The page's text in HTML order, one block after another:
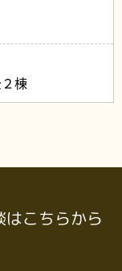
棟
はこちらから